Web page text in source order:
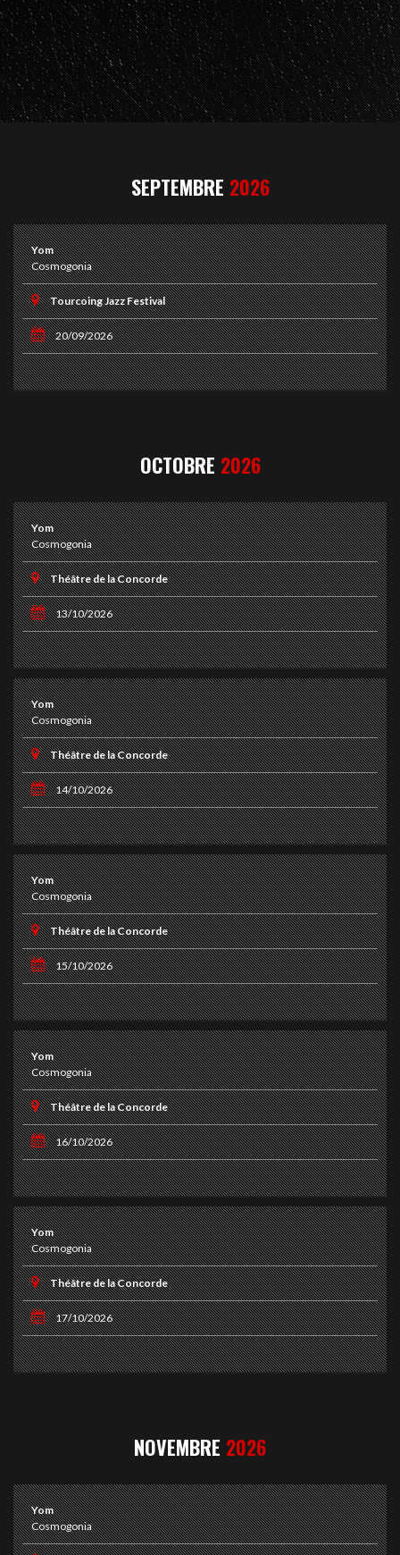
SEPTEMBRE 2026
Yom
Cosmogonia
Tourcoing Jazz Festival
20/09/2026
OCTOBRE 2026
Yom
Cosmogonia
Théâtre de la Concorde
13/10/2026
Yom
Cosmogonia
Théâtre de la Concorde
14/10/2026
Yom
Cosmogonia
Théâtre de la Concorde
15/10/2026
Yom
Cosmogonia
Théâtre de la Concorde
16/10/2026
Yom
Cosmogonia
Théâtre de la Concorde
17/10/2026
NOVEMBRE 2026
Yom
Cosmogonia